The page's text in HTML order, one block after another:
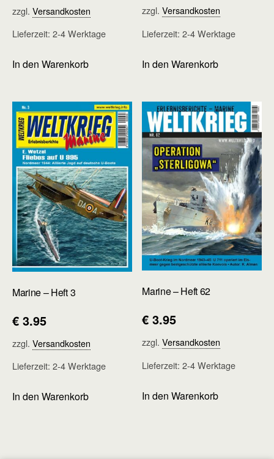
zzgl. Versandkosten
Lieferzeit: 2-4 Werktage
In den Warenkorb
zzgl.Versandkosten
Lieferzeit:2-4 Werktage
In den Warenkorb
Marine – Heft 3
€ 3.95
zzgl. Versandkosten
Lieferzeit: 2-4 Werktage
In den Warenkorb
Marine – Heft 62
€ 3.95
zzgl.Versandkosten
Lieferzeit:2-4 Werktage
In den Warenkorb